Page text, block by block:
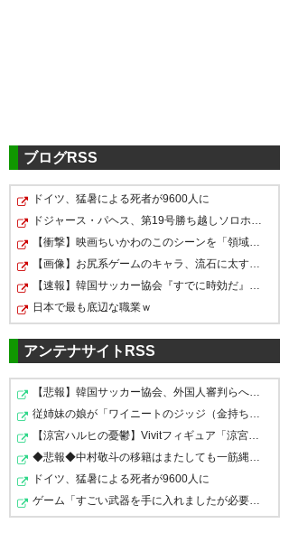
ブログRSS
ドイツ、猛暑による死者が9600人に
ドジャース・パヘス、第19号勝ち越しソロホームラン！！…
【衝撃】映画ちいかわのこのシーンを「領域展開」と呼ん…
【画像】お尻系ゲームのキャラ、流石に太すぎるｗｗｗｗ
【速報】韓国サッカー協会『すでに時効だ』、外国人審判…
日本で最も底辺な職業ｗ
アンテナサイトRSS
【悲報】韓国サッカー協会、外国人審判らへ性的接待疑惑→…
従姉妹の娘が「ワイニートのジッジ（金持ち）」にやたら…
【涼宮ハルヒの憂鬱】Vivitフィギュア「涼宮ハルヒ」プラ…
◆悲報◆中村敬斗の移籍はまたしても一筋縄ではいかず？ス…
ドイツ、猛暑による死者が9600人に
ゲーム「すごい武器を手に入れましたが必要レベルに達し…